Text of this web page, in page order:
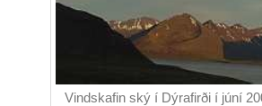
Vindskafin ský í Dýrafirði í júní